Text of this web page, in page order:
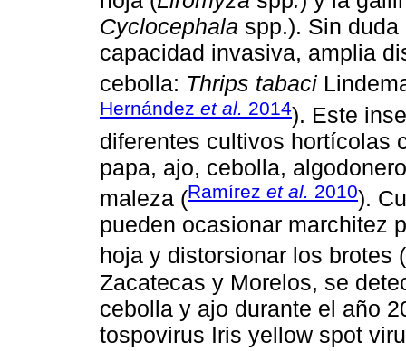
Cyclocephala spp.). Sin
capacidad invasiva, amplia
cebolla: Thrips tabaci
Hernández et al. 2014). Este
diferentes cultivos hortícolas
papa, ajo, cebolla,
maleza (Ramírez et al. 2010).
pueden ocasionar marchitez
hoja y distorsionar los brotes (
Zacatecas y Morelos, se
cebolla y ajo durante el año
tospovirus Iris yellow spot